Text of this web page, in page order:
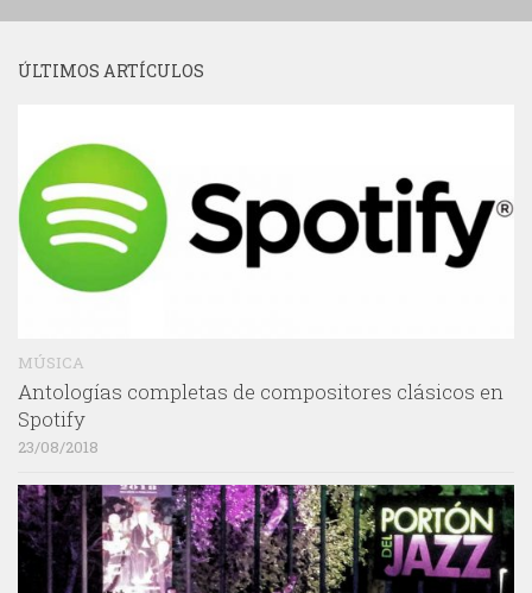
ÚLTIMOS ARTÍCULOS
MÚSICA
Antologías completas de compositores clásicos en
Spotify
23/08/2018